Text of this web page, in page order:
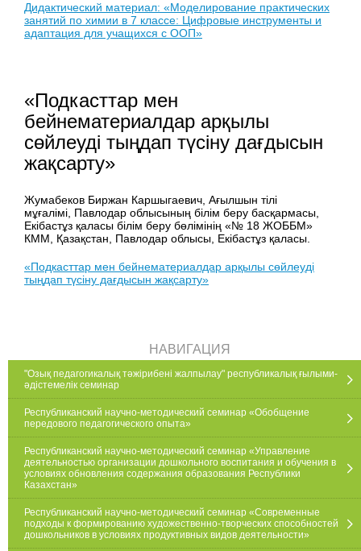
Дидактический материал: «Моделирование практических
занятий по химии в 7 классе: Цифровые инструменты и
адаптация для учащихся с ООП»
«Подкасттар мен
бейнематериалдар арқылы
сөйлеуді тыңдап түсіну дағдысын
жақсарту»
Жумабеков Биржан Каршыгаевич, Ағылшын тілі
мұғалімі, Павлодар облысының білім беру басқармасы,
Екібастұз қаласы білім беру бөлімінің «№ 18 ЖОББМ»
КММ, Қазақстан, Павлодар облысы, Екібастұз қаласы.
«Подкасттар мен бейнематериалдар арқылы сөйлеуді
тыңдап түсіну дағдысын жақсарту»
НАВИГАЦИЯ
"Озық педагогикалық тәжірибені жалпылау" республикалық ғылыми-
әдістемелік семинар
Республиканский научно-методический семинар «Обобщение
передового педагогического опыта»
Республиканский научно-методический семинар «Управление
деятельностью организации дошкольного воспитания и обучения в
условиях обновления содержания образования Республики
Казахстан»
Республиканский научно-методический семинар «Современные
подходы к формированию художественно-творческих способностей
дошкольников в условиях продуктивных видов деятельности»